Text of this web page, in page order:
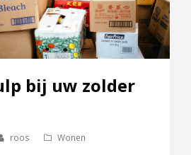
bij uw zolder
roos Wonen